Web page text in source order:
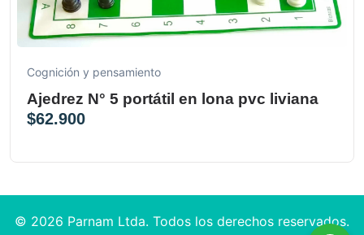
Cognición y pensamiento
Ajedrez N° 5 portátil en lona pvc liviana
$62.900
© 2026 Parnam Ltda. Todos los derechos reservados.